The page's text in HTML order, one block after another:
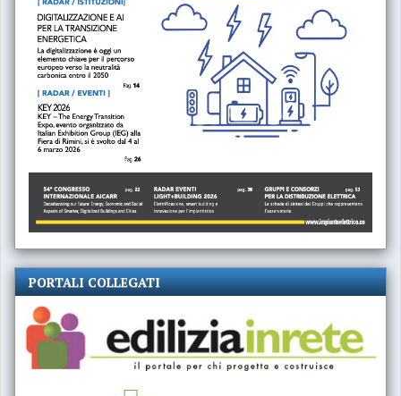
PORTALI COLLEGATI